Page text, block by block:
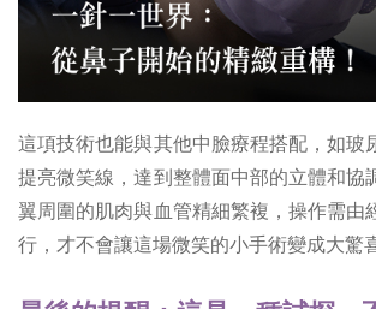
這項技術也能與其他中臉療程搭配，如玻
提亮微笑線，達到整體面中部的立體和協
翼周圍的肌肉與血管精細繁複，操作需由
行，才不會讓這場微笑的小手術變成大驚